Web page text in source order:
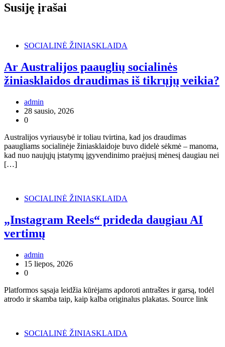
Susiję įrašai
SOCIALINĖ ŽINIASKLAIDA
Ar Australijos paauglių socialinės
žiniasklaidos draudimas iš tikrųjų veikia?
admin
28 sausio, 2026
0
Australijos vyriausybė ir toliau tvirtina, kad jos draudimas
paaugliams socialinėje žiniasklaidoje buvo didelė sėkmė – manoma,
kad nuo naujųjų įstatymų įgyvendinimo praėjusį mėnesį daugiau nei
[…]
SOCIALINĖ ŽINIASKLAIDA
„Instagram Reels“ prideda daugiau AI
vertimų
admin
15 liepos, 2026
0
Platformos sąsaja leidžia kūrėjams apdoroti antraštes ir garsą, todėl
atrodo ir skamba taip, kaip kalba originalus plakatas. Source link
SOCIALINĖ ŽINIASKLAIDA